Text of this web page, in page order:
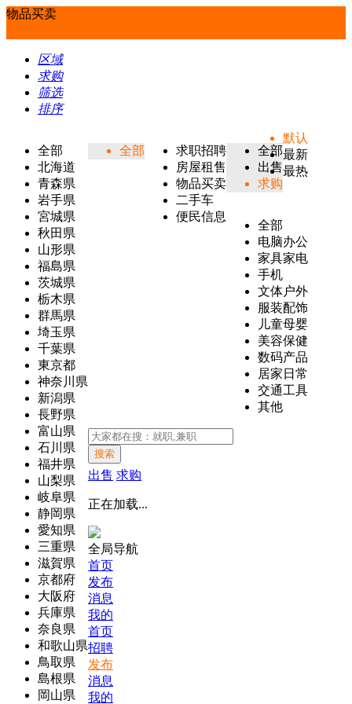
物品买卖
区域
求购
筛选
排序
全部
北海道
青森県
岩手県
宮城県
秋田県
山形県
福島県
茨城県
栃木県
群馬県
埼玉県
千葉県
東京都
神奈川県
新潟県
長野県
富山県
石川県
福井県
山梨県
岐阜県
静岡県
愛知県
三重県
滋賀県
京都府
大阪府
兵庫県
奈良県
和歌山県
鳥取県
島根県
岡山県
全部
求职招聘
房屋租售
物品买卖
二手车
便民信息
全部
出售
求购
全部
电脑办公
家具家电
手机
文体户外
服装配饰
儿童母婴
美容保健
数码产品
居家日常
交通工具
其他
默认
最新
最热
搜索
出售 求购
正在加载...
全局导航
首页
发布
消息
我的
首页
招聘
发布
消息
我的